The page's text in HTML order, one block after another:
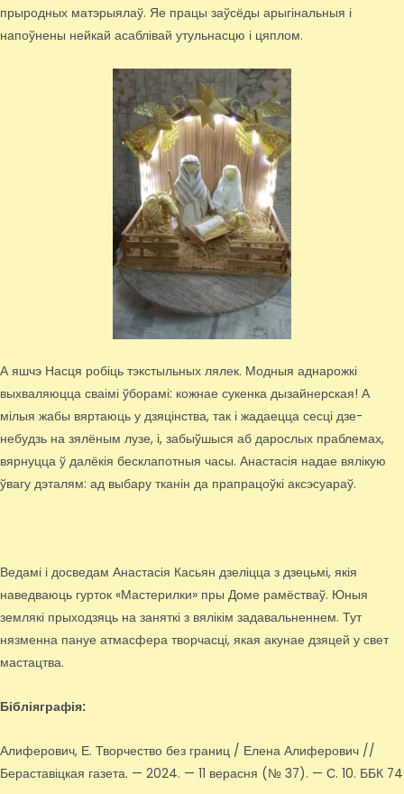
прыродных матэрыялаў. Яе працы заўсёды арыгінальныя і
напоўнены нейкай асаблівай утульнасцю і цяплом.
А яшчэ Насця робіць тэкстыльных лялек. Модныя аднарожкі
выхваляюцца сваімі ўборамі: кожнае сукенка дызайнерская! А
мілыя жабы вяртаюць у дзяцінства, так і жадаецца сесці дзе-
небудзь на зялёным лузе, і, забыўшыся аб дарослых праблемах,
вярнуцца ў далёкія бесклапотныя часы. Анастасія надае вялікую
ўвагу дэталям: ад выбару тканін да прапрацоўкі аксэсуараў.
Ведамі і досведам Анастасія Касьян дзеліцца з дзецьмі, якія
наведваюць гурток «Мастерилки» пры Доме рамёстваў. Юныя
землякі прыходзяць на заняткі з вялікім задавальненнем. Тут
нязменна пануе атмасфера творчасці, якая акунае дзяцей у свет
мастацтва.
Бібліяграфія:
Алиферович, Е. Творчество без границ / Елена Алиферович //
Бераставіцкая газета. — 2024. — 11 верасня (№ 37). — С. 10. ББК 74